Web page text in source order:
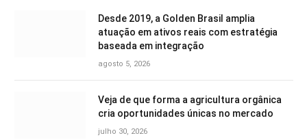
Desde 2019, a Golden Brasil amplia
atuação em ativos reais com estratégia
baseada em integração
agosto 5, 2026
Veja de que forma a agricultura orgânica
cria oportunidades únicas no mercado
julho 30, 2026